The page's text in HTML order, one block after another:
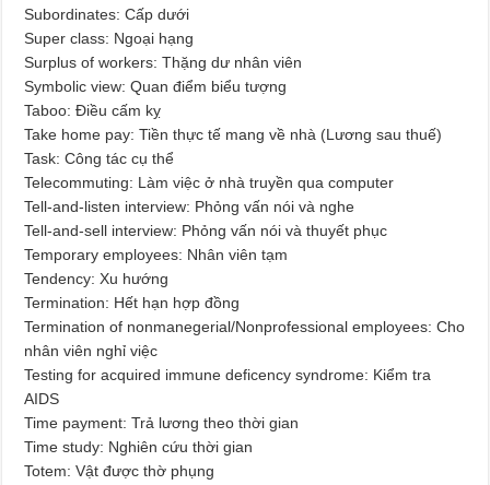
Subordinates: Cấp dưới
Super class: Ngoại hạng
Surplus of workers: Thặng dư nhân viên
Symbolic view: Quan điểm biểu tượng
Taboo: Điều cấm kỵ
Take home pay: Tiền thực tế mang về nhà (Lương sau thuế)
Task: Công tác cụ thể
Telecommuting: Làm việc ở nhà truyền qua computer
Tell-and-listen interview: Phỏng vấn nói và nghe
Tell-and-sell interview: Phỏng vấn nói và thuyết phục
Temporary employees: Nhân viên tạm
Tendency: Xu hướng
Termination: Hết hạn hợp đồng
Termination of nonmanegerial/Nonprofessional employees: Cho
nhân viên nghỉ việc
Testing for acquired immune deficency syndrome: Kiểm tra
AIDS
Time payment: Trả lương theo thời gian
Time study: Nghiên cứu thời gian
Totem: Vật được thờ phụng